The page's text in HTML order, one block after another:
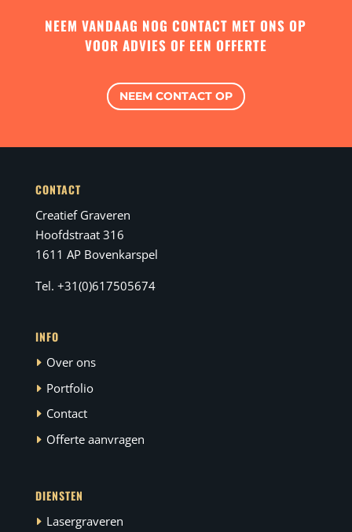
NEEM VANDAAG NOG CONTACT MET ONS OP
VOOR ADVIES OF EEN OFFERTE
NEEM CONTACT OP
CONTACT
Creatief Graveren
Hoofdstraat 316
1611 AP Bovenkarspel
Tel. +31(0)617505674
INFO
Over ons
Portfolio
Contact
Offerte aanvragen
DIENSTEN
Lasergraveren